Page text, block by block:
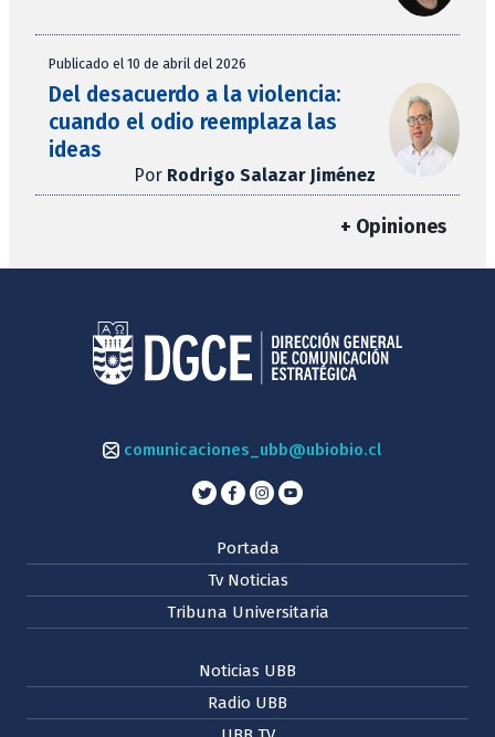
Publicado el 10 de abril del 2026
Del desacuerdo a la violencia:
cuando el odio reemplaza las
ideas
Por Rodrigo Salazar Jiménez
+ Opiniones
comunicaciones_ubb@ubiobio.cl
Portada
Tv Noticias
Tribuna Universitaria
Noticias UBB
Radio UBB